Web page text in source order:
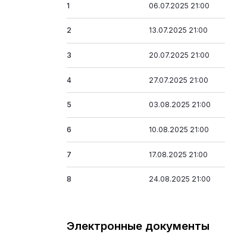
1 06.07.2025 21:00
2 13.07.2025 21:00
3 20.07.2025 21:00
4 27.07.2025 21:00
5 03.08.2025 21:00
6 10.08.2025 21:00
7 17.08.2025 21:00
8 24.08.2025 21:00
Электронные документы